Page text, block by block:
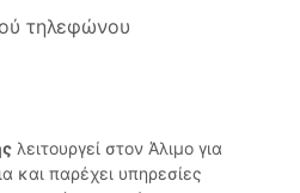
τηλεφώνου
λειτουργεί στον Άλιμο για
και παρέχει υπηρεσίες